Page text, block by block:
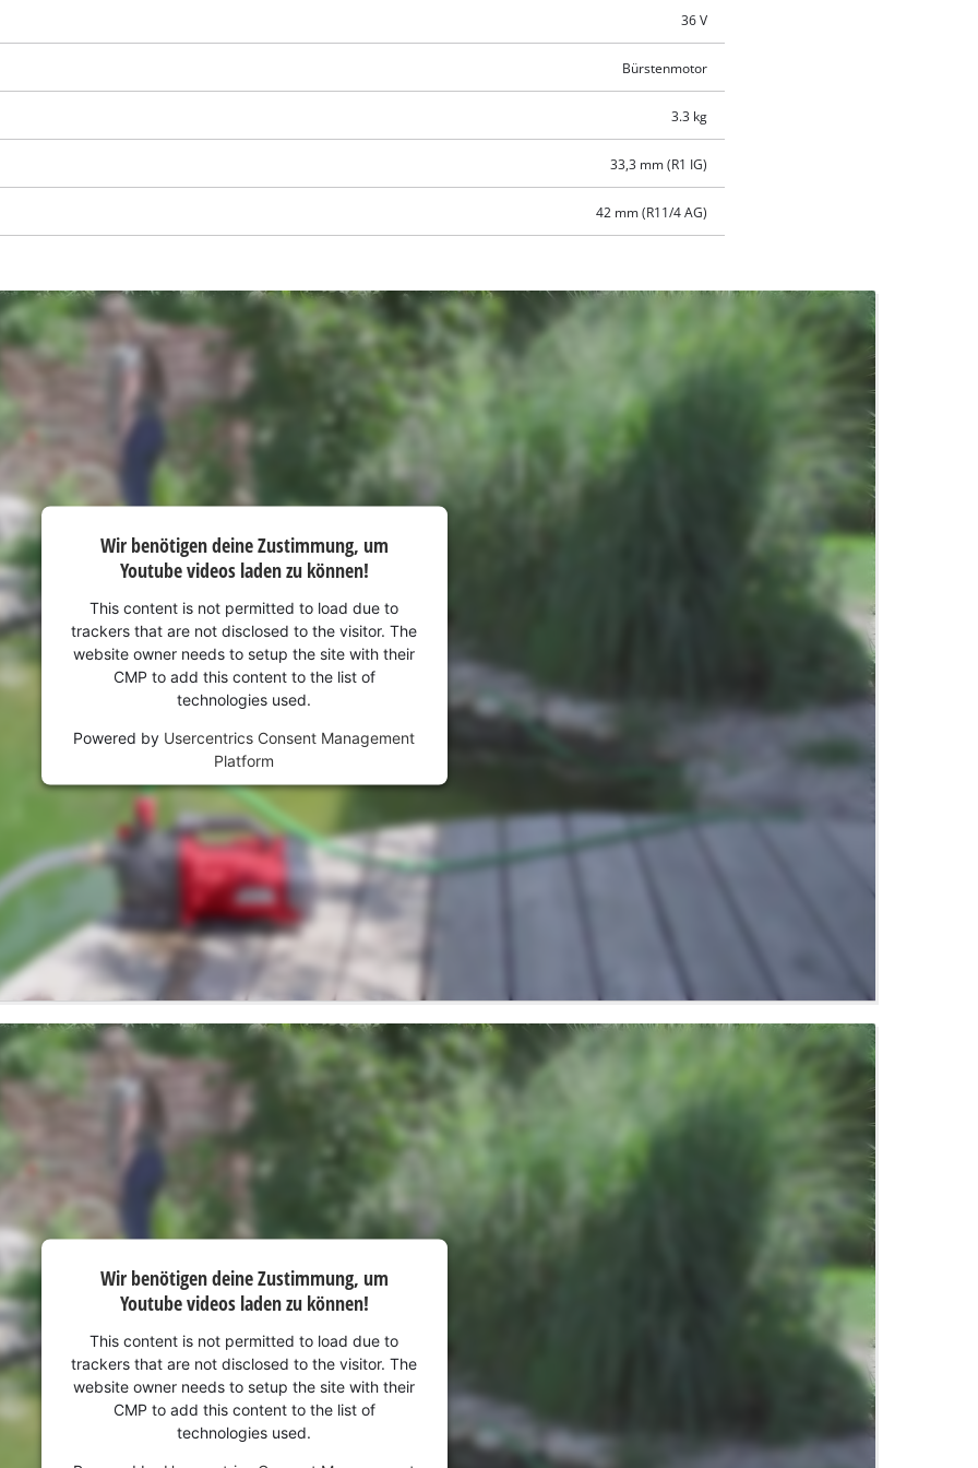
Powered byUsercentrics Consent
36 V
Bürstenmotor
3.3 kg
33,3 mm (R1 IG)
42 mm (R11/4 AG)
Wir benötigen deine Zustimmung, um
Youtube videos laden zu können!
This content is not permitted to load due to
trackers that are not disclosed to the visitor. The
website owner needs to setup the site with their
CMP to add this content to the list of
technologies used.
Powered by Usercentrics Consent Management
Platform
Wir benötigen deine Zustimmung, um
Youtube videos laden zu können!
This content is not permitted to load due to
trackers that are not disclosed to the visitor. The
website owner needs to setup the site with their
CMP to add this content to the list of
technologies used.